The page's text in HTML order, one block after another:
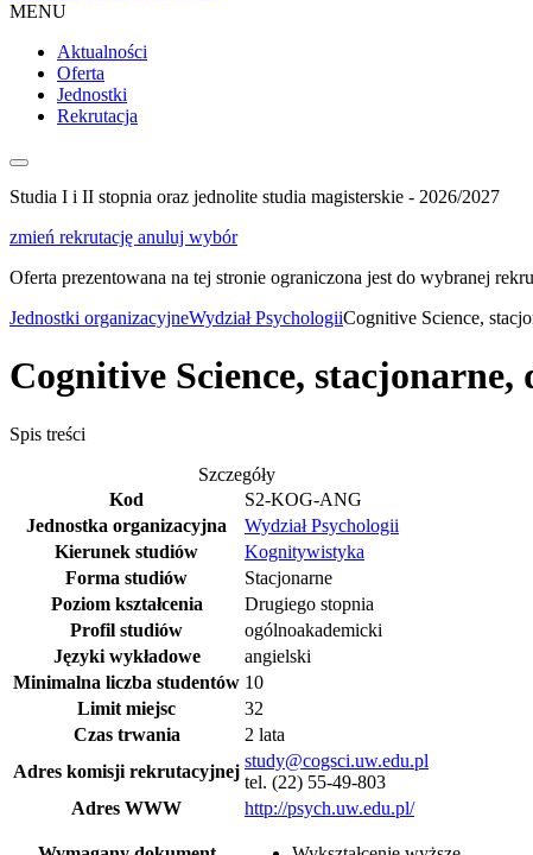
MENU
Aktualności
Oferta
Jednostki
Rekrutacja
Studia I i II stopnia oraz jednolite studia magisterskie - 2026/2027
zmień rekrutację anuluj wybór
Oferta prezentowana na tej stronie ograniczona jest do wybranej
Jednostki organizacyjneWydział PsychologiiCognitive Science,
Cognitive Science, stacjonarne,
Spis treści
Szczegóły
Kod
S2-KOG-ANG
Jednostka organizacyjna
Wydział Psychologii
Kierunek studiów
Kognitywistyka
Forma studiów
Stacjonarne
Poziom kształcenia
Drugiego stopnia
Profil studiów
ogólnoakademicki
Języki wykładowe
angielski
Minimalna liczba studentów 10
Limit miejsc
32
Czas trwania
2 lata
Adres komisji rekrutacyjnej
study@cogsci.uw.edu.pl
tel. (22) 55-49-803
Adres WWW
http://psych.uw.edu.pl/